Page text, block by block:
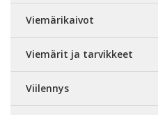
Viemärikaivot
Viemärit ja tarvikkeet
Viilennys